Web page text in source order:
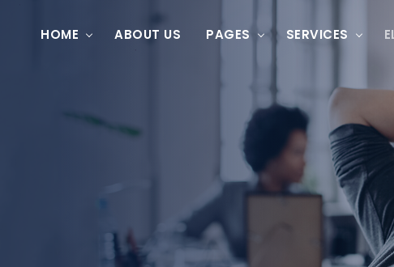
HOME ABOUT US PAGES SERVICES